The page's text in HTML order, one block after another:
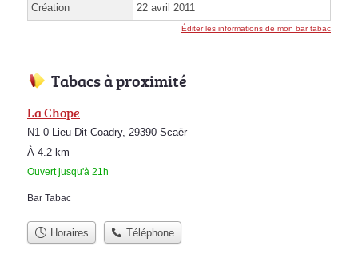
Création 22 avril 2011
Éditer les informations de mon bar tabac
Tabacs à proximité
La Chope
N1 0 Lieu-Dit Coadry, 29390 Scaër
À 4.2 km
Ouvert jusqu'à 21h
Bar Tabac
Horaires Téléphone